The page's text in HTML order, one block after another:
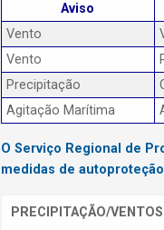
Aviso
Vento
Vento
Precipitação
Agitação Marítima
O Serviço Regional de
medidas de
PRECIPITAÇÃO/